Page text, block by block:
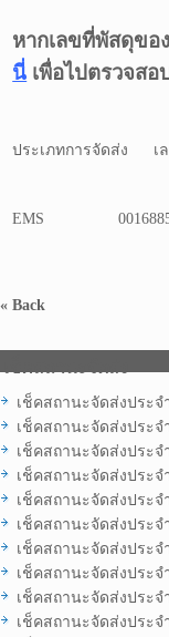
หากเลขที่พัสดุขอ
นี่ เพื่อไปตรวจสอ
ประเภทการจัดส่ง เ
EMS
« Back
เช็คสถานะจัดส่ง
เช็คสถานะจัดส่งประจ
เช็คสถานะจัดส่งประจ
เช็คสถานะจัดส่งประจ
เช็คสถานะจัดส่งประจ
เช็คสถานะจัดส่งประจ
เช็คสถานะจัดส่งประจ
เช็คสถานะจัดส่งประจ
เช็คสถานะจัดส่งประจ
เช็คสถานะจัดส่งประจ
เช็คสถานะจัดส่งประจ